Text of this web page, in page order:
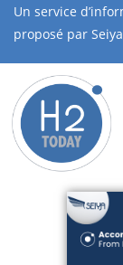
Un service
proposé par Seiya